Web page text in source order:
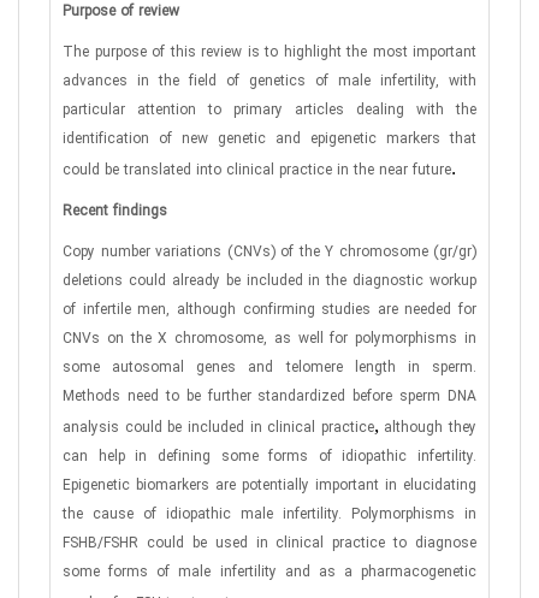
Purpose of review
The purpose of this review is to highlight the most important
advances in the field of genetics of male infertility, with
particular attention to primary articles dealing with the
identification of new genetic and epigenetic markers that
could be translated into clinical practice in the near future.
Recent findings
Copy number variations (CNVs) of the Y chromosome (gr/gr)
deletions could already be included in the diagnostic workup
of infertile men, although confirming studies are needed for
CNVs on the X chromosome, as well for polymorphisms in
some autosomal genes and telomere length in sperm.
Methods need to be further standardized before sperm DNA
analysis could be included in clinical practice, although they
can help in defining some forms of idiopathic infertility.
Epigenetic biomarkers are potentially important in elucidating
the cause of idiopathic male infertility. Polymorphisms in
FSHB/FSHR could be used in clinical practice to diagnose
some forms of male infertility and as a pharmacogenetic